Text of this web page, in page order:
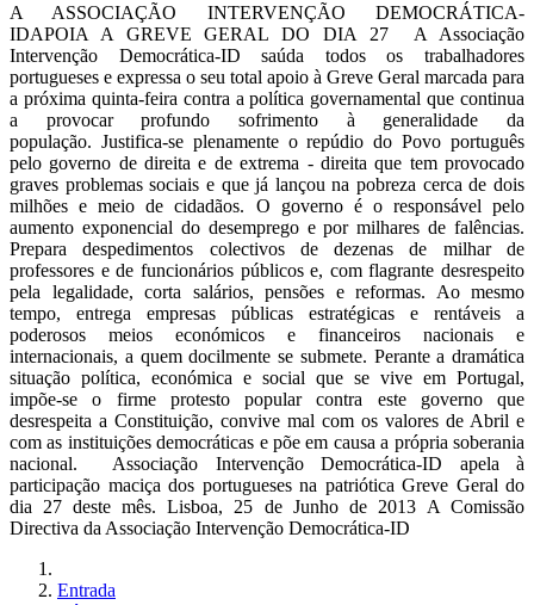
A ASSOCIAÇÃO INTERVENÇÃO DEMOCRÁTICA-
IDAPOIA A GREVE GERAL DO DIA 27 A Associação
Intervenção Democrática-ID saúda todos os trabalhadores
portugueses e expressa o seu total apoio à Greve Geral marcada para
a próxima quinta-feira contra a política governamental que continua
a provocar profundo sofrimento à generalidade da
população. Justifica-se plenamente o repúdio do Povo português
pelo governo de direita e de extrema - direita que tem provocado
graves problemas sociais e que já lançou na pobreza cerca de dois
milhões e meio de cidadãos. O governo é o responsável pelo
aumento exponencial do desemprego e por milhares de falências.
Prepara despedimentos colectivos de dezenas de milhar de
professores e de funcionários públicos e, com flagrante desrespeito
pela legalidade, corta salários, pensões e reformas. Ao mesmo
tempo, entrega empresas públicas estratégicas e rentáveis a
poderosos meios económicos e financeiros nacionais e
internacionais, a quem docilmente se submete. Perante a dramática
situação política, económica e social que se vive em Portugal,
impõe-se o firme protesto popular contra este governo que
desrespeita a Constituição, convive mal com os valores de Abril e
com as instituições democráticas e põe em causa a própria soberania
nacional. Associação Intervenção Democrática-ID apela à
participação maciça dos portugueses na patriótica Greve Geral do
dia 27 deste mês. Lisboa, 25 de Junho de 2013 A Comissão
Directiva da Associação Intervenção Democrática-ID
Entrada